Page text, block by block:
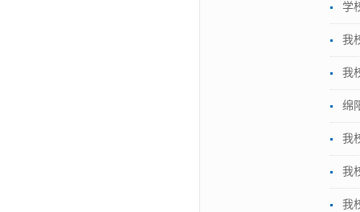
学
我
我
绵
我
我
我